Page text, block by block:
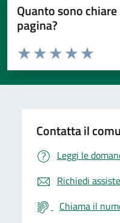
Quanto sono
pagina?
Valuta da 1 a 5 stelle la pagina
Valuta 5
Valuta 4
Valuta 3 stelle
Valuta 2 stelle su 5
Valuta 1 stelle su 5
Contatta il
Leggi le
Richiedi
Chiama il